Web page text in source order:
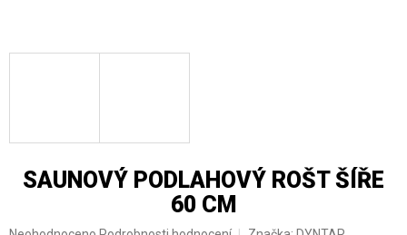
SAUNOVÝ PODLAHOVÝ ROŠT ŠÍŘE
60 CM